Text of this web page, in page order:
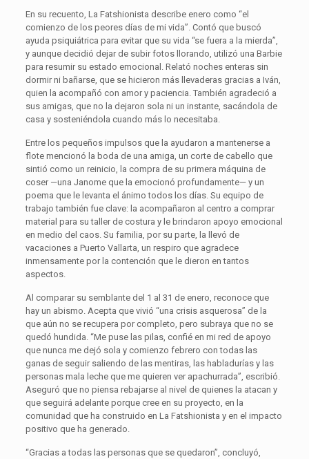
En su recuento, La Fatshionista describe enero como “el
comienzo de los peores días de mi vida”. Contó que buscó
ayuda psiquiátrica para evitar que su vida “se fuera a la mierda”,
y aunque decidió dejar de subir fotos llorando, utilizó una Barbie
para resumir su estado emocional. Relató noches enteras sin
dormir ni bañarse, que se hicieron más llevaderas gracias a Iván,
quien la acompañó con amor y paciencia. También agradeció a
sus amigas, que no la dejaron sola ni un instante, sacándola de
casa y sosteniéndola cuando más lo necesitaba.
Entre los pequeños impulsos que la ayudaron a mantenerse a
flote mencionó la boda de una amiga, un corte de cabello que
sintió como un reinicio, la compra de su primera máquina de
coser —una Janome que la emocionó profundamente— y un
poema que le levanta el ánimo todos los días. Su equipo de
trabajo también fue clave: la acompañaron al centro a comprar
material para su taller de costura y le brindaron apoyo emocional
en medio del caos. Su familia, por su parte, la llevó de
vacaciones a Puerto Vallarta, un respiro que agradece
inmensamente por la contención que le dieron en tantos
aspectos.
Al comparar su semblante del 1 al 31 de enero, reconoce que
hay un abismo. Acepta que vivió “una crisis asquerosa” de la
que aún no se recupera por completo, pero subraya que no se
quedó hundida. “Me puse las pilas, confié en mi red de apoyo
que nunca me dejó sola y comienzo febrero con todas las
ganas de seguir saliendo de las mentiras, las habladurías y las
personas mala leche que me quieren ver apachurrada”, escribió.
Aseguró que no piensa rebajarse al nivel de quienes la atacan y
que seguirá adelante porque cree en su proyecto, en la
comunidad que ha construido en La Fatshionista y en el impacto
positivo que ha generado.
“Gracias a todas las personas que se quedaron”, concluyó,